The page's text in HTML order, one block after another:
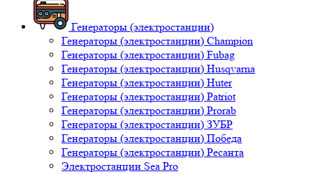
Генераторы (электростанции)
Генераторы (электростанции) Champion
Генераторы (электростанции) Fubag
Генераторы (электростанции) Husqvarna
Генераторы (электростанции) Huter
Генераторы (электростанции) Patriot
Генераторы (электростанции) Prorab
Генераторы (электростанции) ЗУБР
Генераторы (электростанции) Победа
Генераторы (электростанции) Ресанта
Электростанции Sea Pro